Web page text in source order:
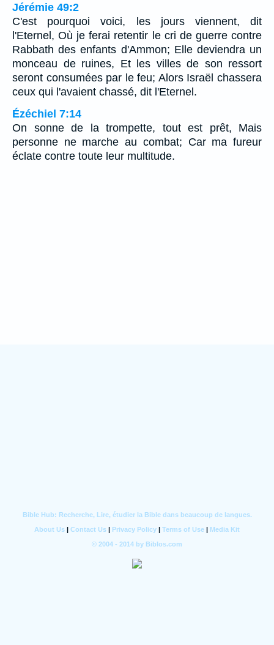
Jérémie 49:2
C'est pourquoi voici, les jours viennent, dit
l'Eternel, Où je ferai retentir le cri de guerre contre
Rabbath des enfants d'Ammon; Elle deviendra un
monceau de ruines, Et les villes de son ressort
seront consumées par le feu; Alors Israël chassera
ceux qui l'avaient chassé, dit l'Eternel.
Ézéchiel 7:14
On sonne de la trompette, tout est prêt, Mais
personne ne marche au combat; Car ma fureur
éclate contre toute leur multitude.